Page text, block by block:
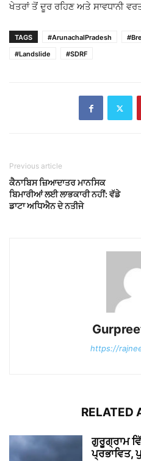
ਖੇਤਰਾਂ ਤੋਂ ਦੂਰ ਰਹਿਣ ਅਤੇ ਸਾਵਧਾਨੀ
TAGS #ArunachalPradesh
#Landslide
#SDRF
Previous article
ਕੈਨਾਬਿਸ ਜ਼ਿਆਦਾਤਰ ਮਾਨਸਿਕ
ਬਿਮਾਰੀਆਂ ਲਈ ਲਾਭਕਾਰੀ ਨਹੀਂ: ਵੱਡੇ
ਡਾਟਾ ਅਧਿਐਨ ਦੇ ਨਤੀਜੇ
https://
RELATED
ਗੁਰੂਗ੍ਰਾਮ
ਪ੍ਰਭਾਵਿਤ,